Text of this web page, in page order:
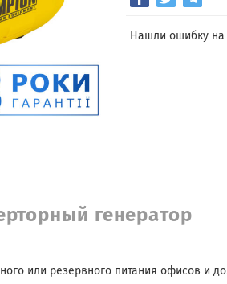
Нашли ошибку на
генератор
или резервного питания офисов и